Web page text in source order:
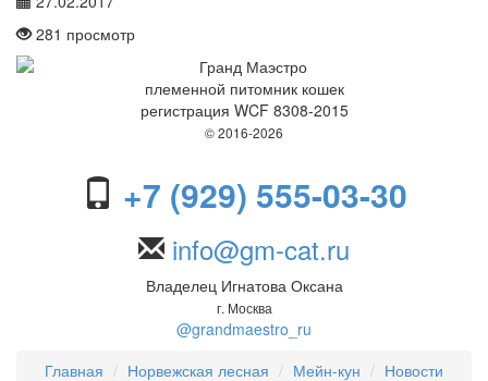
281 просмотр
племенной питомник кошек
регистрация WCF 8308-2015
© 2016-2026
+7 (929) 555-03-30
info@gm-cat.ru
Владелец Игнатова Оксана
г. Москва
@grandmaestro_ru
Главная
Норвежская лесная Мейн-кун Новости